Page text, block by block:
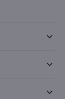
keyboard_arrow_down
keyboard_arrow_down
keyboard_arrow_down